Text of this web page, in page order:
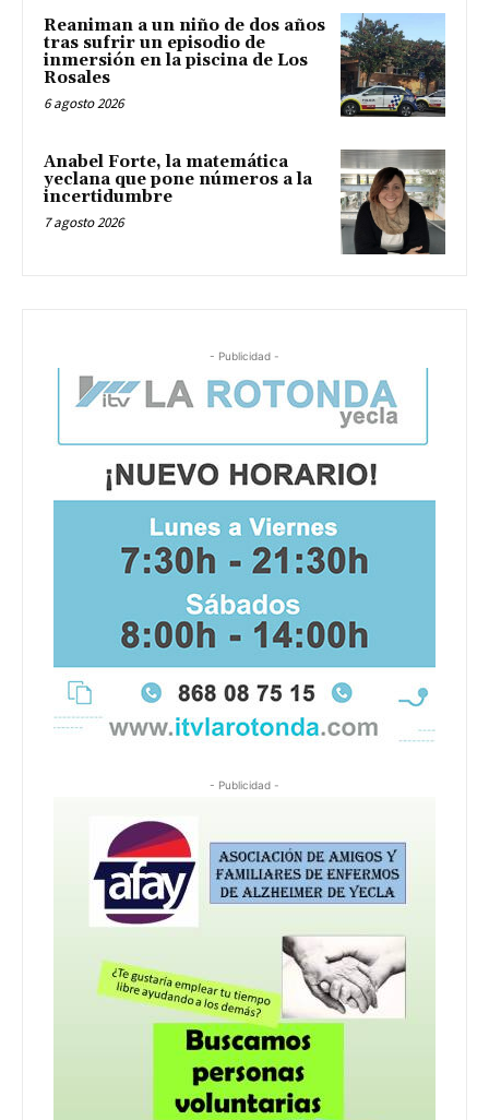
Reaniman a un niño de dos años
tras sufrir un episodio de
inmersión en la piscina de Los
Rosales
6 agosto 2026
Anabel Forte, la matemática
yeclana que pone números a la
incertidumbre
7 agosto 2026
- Publicidad -
- Publicidad -